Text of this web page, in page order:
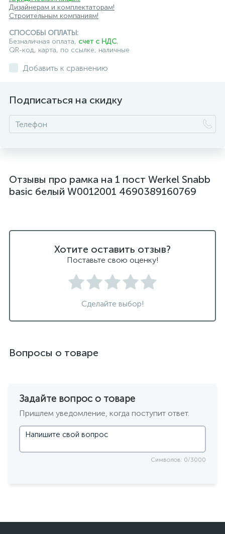
Дизайнерам и комплектаторам!
Строительным компаниям!
СПОСОБЫ ОПЛАТЫ:
Безналичная оплата, счет с НДС,
QR-код, карта, по ссылке, наличные
Добавить к сравнению
Подписаться на скидку
Отзывы про рамка на 1 пост Werkel Snabb
basic белый W0012001 4690389160769
Хотите оставить отзыв?
Поставьте свою оценку!
Сделайте выбор!
Вопросы о товаре
Задайте вопрос о товаре
Пришлем уведомление, когда поступит ответ.
Символов: 0/3000